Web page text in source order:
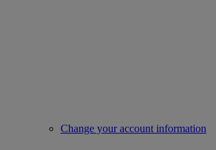
Change your account information